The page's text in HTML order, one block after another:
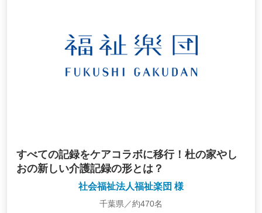
すべての記録をケアコラボに移行！杜の家やし
おの新しい介護記録の形とは？
社会福祉法人福祉楽団 様
千葉県／約470名